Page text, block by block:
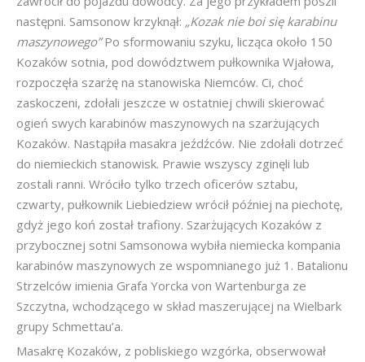
następni. Samsonow krzyknął: „Kozak nie boi się karabinu
maszynowego”Po sformowaniu szyku, licząca około 150
Kozaków sotnia, pod dowództwem pułkownika Wjałowa,
rozpoczęła szarżę na stanowiska Niemców. Ci, choć
zaskoczeni, zdołali jeszcze w ostatniej chwili skierować
ogień swych karabinów maszynowych na szarżujących
Kozaków. Nastąpiła masakra jeźdźców. Nie zdołali dotrzeć
do niemieckich stanowisk. Prawie wszyscy zginęli lub
zostali ranni. Wróciło tylko trzech oficerów sztabu,
czwarty, pułkownik Liebiedziew wrócił później na piechotę,
gdyż jego koń został trafiony. Szarżujących Kozaków z
przybocznej sotni Samsonowa wybiła niemiecka kompania
karabinów maszynowych ze wspomnianego już 1. Batalionu
Strzelców imienia Grafa Yorcka von Wartenburga ze
Szczytna, wchodzącego w skład maszerującej na Wielbark
grupy Schmettau’a.
Masakrę Kozaków, z pobliskiego wzgórka, obserwował